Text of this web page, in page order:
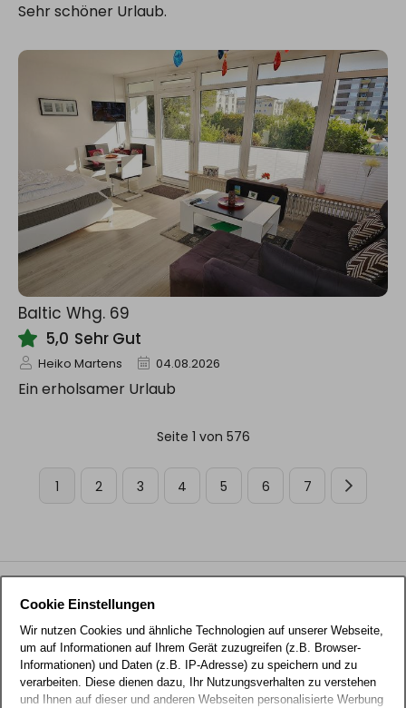
Sehr schöner Urlaub.
Baltic Whg. 69
Sehr Gut
5,0
Heiko Martens 04.08.2026
Ein erholsamer Urlaub
Seite 1 von 576
1 2 3 4 5 6 7
Urlaub Grömitz
Jetzt buchen
04562 225800
Cookie Einstellungen
Wir nutzen Cookies und ähnliche Technologien auf unserer Webseite,
um auf Informationen auf Ihrem Gerät zuzugreifen (z.B. Browser-
Informationen) und Daten (z.B. IP-Adresse) zu speichern und zu
verarbeiten. Diese dienen dazu, Ihr Nutzungsverhalten zu verstehen
und Ihnen auf dieser und anderen Webseiten personalisierte Werbung